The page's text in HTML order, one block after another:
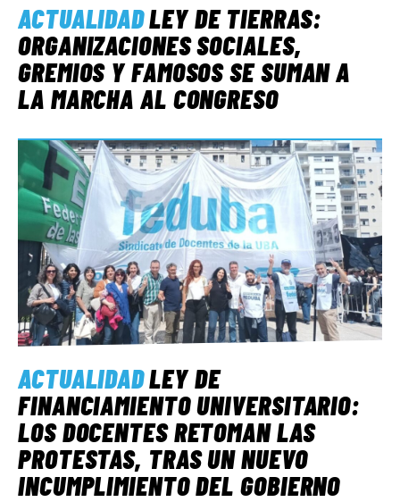
ACTUALIDADLEY DE TIERRAS:
ORGANIZACIONES SOCIALES,
GREMIOS Y FAMOSOS SE SUMAN A
LA MARCHA AL CONGRESO
ACTUALIDADLEY DE
FINANCIAMIENTO UNIVERSITARIO:
LOS DOCENTES RETOMAN LAS
PROTESTAS, TRAS UN NUEVO
INCUMPLIMIENTO DEL GOBIERNO